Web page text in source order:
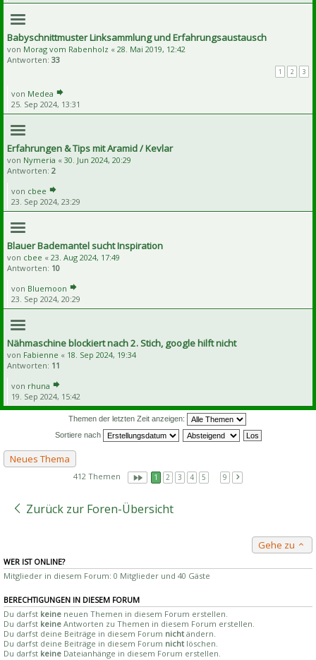
Babyschnittmuster Linksammlung und Erfahrungsaustausch
von Morag vom Rabenholz « 28. Mai 2019, 12:42
Antworten: 33
1 2 3
von Medea
25. Sep 2024, 13:31
Erfahrungen & Tips mit Aramid / Kevlar
von Nymeria « 30. Jun 2024, 20:29
Antworten: 2
von cbee
23. Sep 2024, 23:29
Blauer Bademantel sucht Inspiration
von cbee « 23. Aug 2024, 17:49
Antworten: 10
von Bluemoon
23. Sep 2024, 20:29
Nähmaschine blockiert nach 2. Stich, google hilft nicht
von Fabienne « 18. Sep 2024, 19:34
Antworten: 11
von rhuna
19. Sep 2024, 15:42
Themen der letzten Zeit anzeigen:
Sortiere nach
Neues Thema
412 Themen 1 2 3 4 5 9
Zurück zur Foren-Übersicht
Gehe zu
WER IST ONLINE?
Mitglieder in diesem Forum: 0 Mitglieder und 40 Gäste
BERECHTIGUNGEN IN DIESEM FORUM
Du darfst keine neuen Themen in diesem Forum erstellen.
Du darfst keine Antworten zu Themen in diesem Forum erstellen.
Du darfst deine Beiträge in diesem Forum nicht ändern.
Du darfst deine Beiträge in diesem Forum nicht löschen.
Du darfst keine Dateianhänge in diesem Forum erstellen.